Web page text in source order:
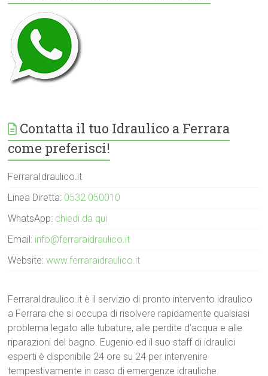
Contatta il tuo Idraulico a Ferrara
come preferisci!
FerraraIdraulico.it
Linea Diretta: 0532 050010
WhatsApp: chiedi da qui
Email: info@ferraraidraulico.it
Website:www.ferraraidraulico.it
FerraraIdraulico.it è il servizio di pronto intervento idraulico
a Ferrara che si occupa di risolvere rapidamente qualsiasi
problema legato alle tubature, alle perdite d’acqua e alle
riparazioni del bagno. Eugenio ed il suo staff di idraulici
esperti è disponibile 24 ore su 24 per intervenire
tempestivamente in caso di emergenze idrauliche.